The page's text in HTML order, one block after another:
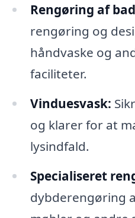
Rengøring af
rengøring og
håndvaske og
faciliteter.
Vinduesvask:
og klarer for at
lysindfald.
Specialiseret
dybderengøring